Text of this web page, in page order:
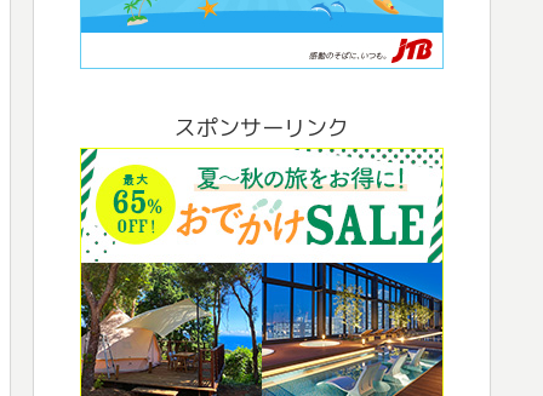
スポンサーリンク